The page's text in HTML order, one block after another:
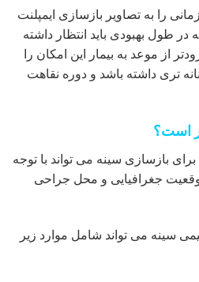
را به تصاویر بازسازی ایمپلنت
در طول بهبودی باید انتظار داشته
از موعد به بیمار این امکان را
تری داشته باشد و دوره نقاهت
است؟
بازسازی سینه می تواند با توجه
جغرافیایی و محل جراحی
سینه می تواند شامل موارد زیر